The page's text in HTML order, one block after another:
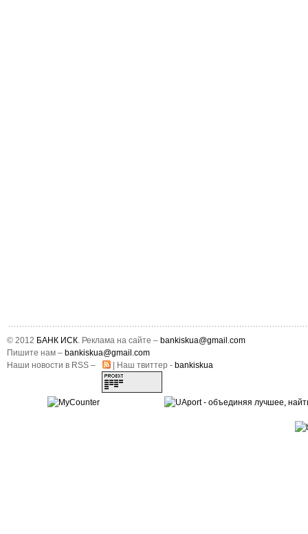
© 2012 БАНК ИСК. Реклама на сайте – bankiskua@gmail.com
Пишите нам – bankiskua@gmail.com
Наши новости в RSS –
| Наш твиттер - bankiskua